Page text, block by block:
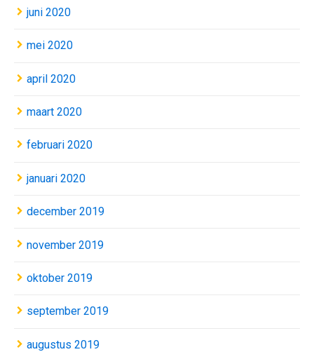
juni 2020
mei 2020
april 2020
maart 2020
februari 2020
januari 2020
december 2019
november 2019
oktober 2019
september 2019
augustus 2019